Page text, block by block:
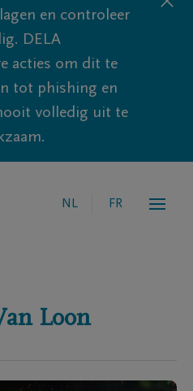
en controleer
DELA
acties om dit te
tot phishing en
volledig uit te
NL FR
Loon